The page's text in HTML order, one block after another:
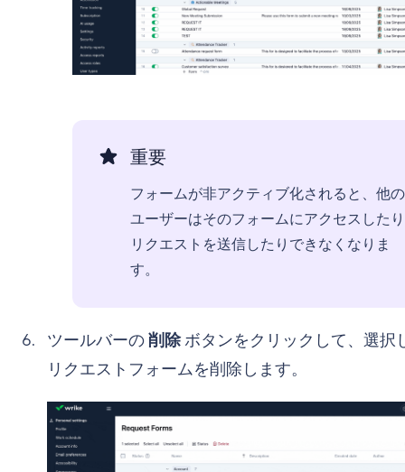
重要
フォームが非アクティブ化されると、他の
ユーザーはそのフォームにアクセスしたり
リクエストを送信したりできなくなりま
す。
ツールバーの削除ボタンをクリックして、選択
リクエストフォームを削除します。